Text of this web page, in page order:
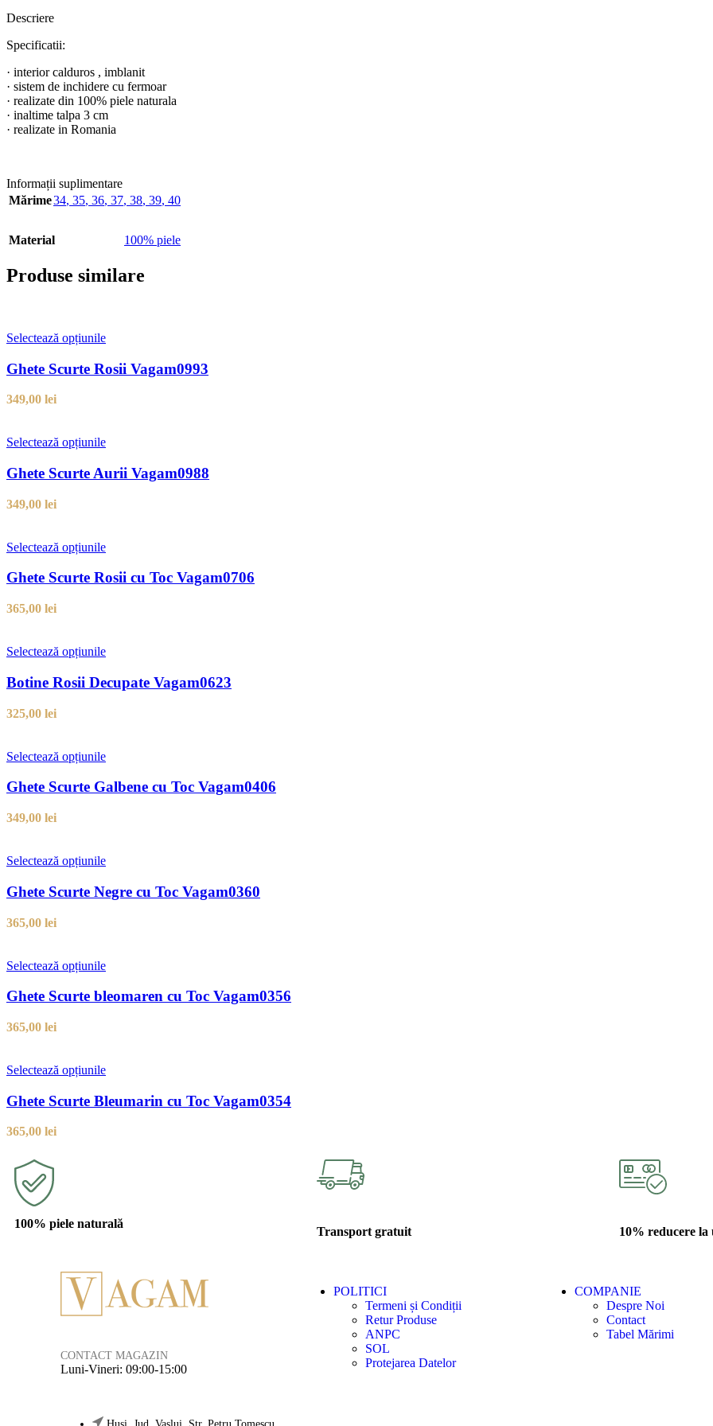
Descriere
Specificatii:
· interior calduros , imblanit
· sistem de inchidere cu fermoar
· realizate din 100% piele naturala
· inaltime talpa 3 cm
· realizate in Romania
Informații suplimentare
Mărime34, 35, 36, 37, 38, 39, 40
Material 100% piele
Produse similare
Selectează opțiunile
Ghete Scurte Rosii Vagam0993
349,00 lei
Selectează opțiunile
Ghete Scurte Aurii Vagam0988
349,00 lei
Selectează opțiunile
Ghete Scurte Rosii cu Toc Vagam0706
365,00 lei
Selectează opțiunile
Botine Rosii Decupate Vagam0623
325,00 lei
Selectează opțiunile
Ghete Scurte Galbene cu Toc Vagam0406
349,00 lei
Selectează opțiunile
Ghete Scurte Negre cu Toc Vagam0360
365,00 lei
Selectează opțiunile
Ghete Scurte bleomaren cu Toc Vagam0356
365,00 lei
Selectează opțiunile
Ghete Scurte Bleumarin cu Toc Vagam0354
365,00 lei
100% piele naturală
Transport gratuit 10% reducere la
CONTACT MAGAZIN
Luni-Vineri: 09:00-15:00
POLITICI
Termeni și Condiții
Retur Produse
ANPC
SOL
Protejarea Datelor
COMPANIE
Despre Noi
Contact
Tabel Mărimi